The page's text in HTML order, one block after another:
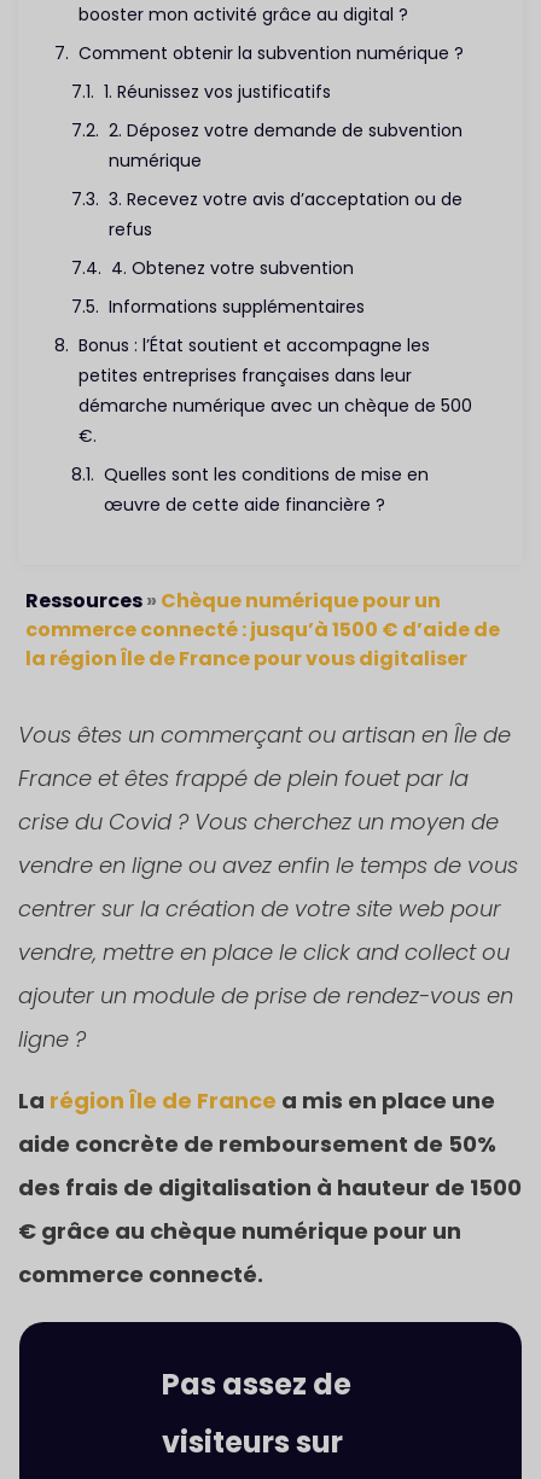
Ressources» Chèque numérique pour un
commerce connecté : jusqu’à 1500 € d’aide de
la région Île de France pour vous digitaliser
Vous êtes un commerçant ou artisan en Île de
France et êtes frappé de plein fouet par la
crise du Covid ? Vous cherchez un moyen de
vendre en ligne ou avez enfin le temps de vous
centrer sur la création de votre site web pour
vendre, mettre en place le click and collect ou
ajouter un module de prise de rendez-vous en
ligne ?
La région Île de France a mis en place une
aide concrète de remboursement de 50%
des frais de digitalisation à hauteur de 1500
€ grâce au chèque numérique pour un
commerce connecté.
Pas assez de
visiteurs sur
booster mon activité grâce au digital ?
Comment obtenir la subvention numérique ?
1. Réunissez vos justificatifs
2. Déposez votre demande de subvention
numérique
3. Recevez votre avis d’acceptation ou de
refus
4. Obtenez votre subvention
Informations supplémentaires
Bonus : l’État soutient et accompagne les
petites entreprises françaises dans leur
démarche numérique avec un chèque de 500
€.
Quelles sont les conditions de mise en
œuvre de cette aide financière ?